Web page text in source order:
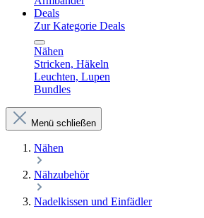
Deals
Zur Kategorie Deals
Nähen
Stricken, Häkeln
Leuchten, Lupen
Bundles
Menü schließen
Nähen
Nähzubehör
Nadelkissen und Einfädler